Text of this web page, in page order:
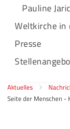
Pauline
Weltkirche in
Presse
Aktuelles
Seite der Menschen -